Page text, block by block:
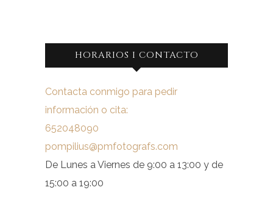
HORARIOS I CONTACTO
Contacta conmigo para pedir
información o cita:
652048090
pompilius@pmfotografs.com
De Lunes a Viernes de 9:00 a 13:00 y de
15:00 a 19:00